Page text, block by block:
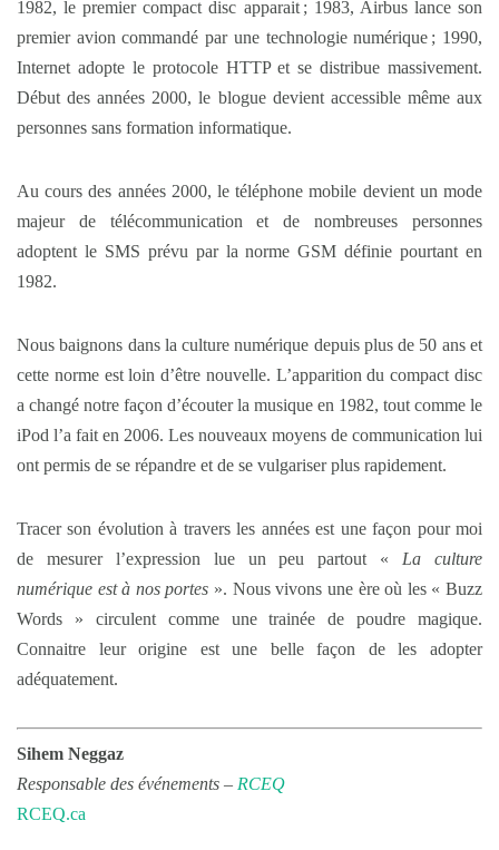
1982, le premier compact disc apparait ; 1983, Airbus lance son
premier avion commandé par une technologie numérique ; 1990,
Internet adopte le protocole HTTP et se distribue massivement.
Début des années 2000, le blogue devient accessible même aux
personnes sans formation informatique.
Au cours des années 2000, le téléphone mobile devient un mode
majeur de télécommunication et de nombreuses personnes
adoptent le SMS prévu par la norme GSM définie pourtant en
1982.
Nous baignons dans la culture numérique depuis plus de 50 ans et
cette norme est loin d’être nouvelle. L’apparition du compact disc
a changé notre façon d’écouter la musique en 1982, tout comme le
iPod l’a fait en 2006. Les nouveaux moyens de communication lui
ont permis de se répandre et de se vulgariser plus rapidement.
Tracer son évolution à travers les années est une façon pour moi
de mesurer l’expression lue un peu partout « La culture
numérique est à nos portes ». Nous vivons une ère où les « Buzz
Words » circulent comme une trainée de poudre magique.
Connaitre leur origine est une belle façon de les adopter
adéquatement.
Sihem Neggaz
Responsable des événements – RCEQ
RCEQ.ca